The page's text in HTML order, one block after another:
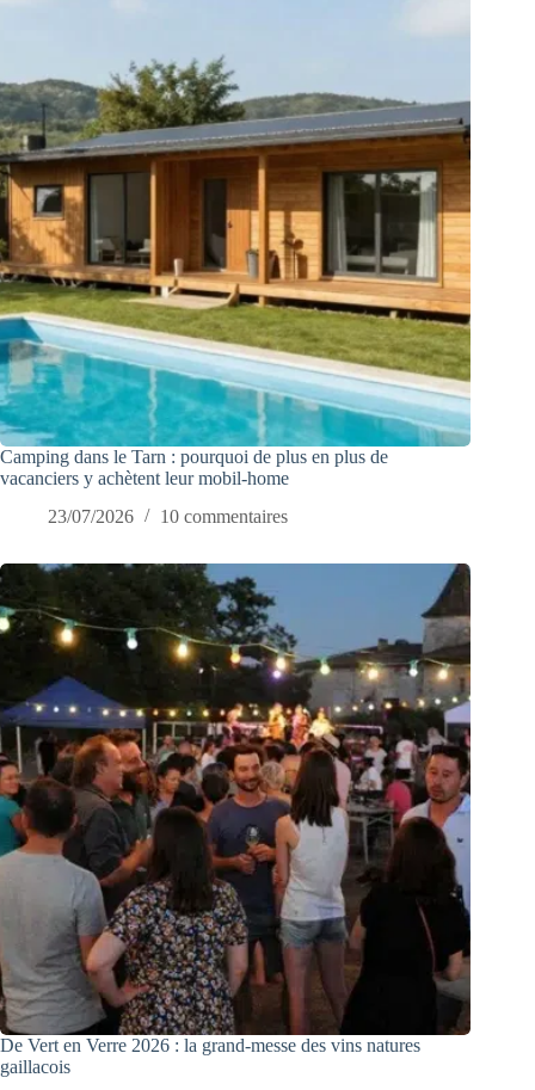
Camping dans le Tarn : pourquoi de plus en plus de
vacanciers y achètent leur mobil-home
23/07/2026
10 commentaires
De Vert en Verre 2026 : la grand-messe des vins natures
gaillacois